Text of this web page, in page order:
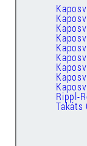
Rippl-
Takáts